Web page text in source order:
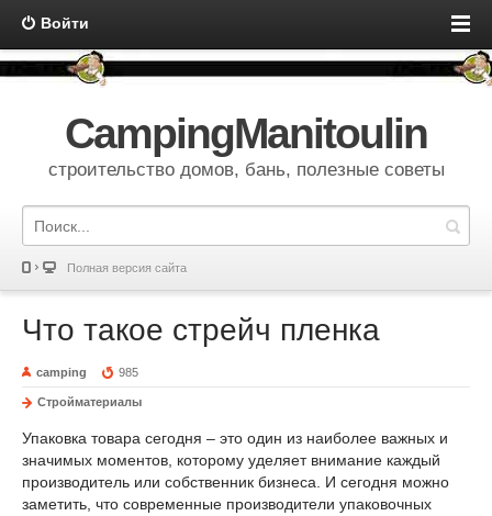
Войти
CampingManitoulin
строительство домов, бань, полезные советы
Полная версия сайта
Что такое стрейч пленка
camping 985
Стройматериалы
Упаковка товара сегодня – это один из наиболее важных и
значимых моментов, которому уделяет внимание каждый
производитель или собственник бизнеса. И сегодня можно
заметить, что современные производители упаковочных